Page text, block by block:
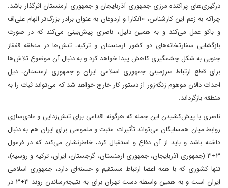
درگیری‌های پراکنده مرزی جمهوری آذربایجان و جمهوری ارمنستان اثرگذار باشد.
چراکه به زعم این کارشناس، «آنکارا و اردوغان به عنوان برادر بزرگ‌تر الهام علی‌اف
و باکو عمل می‌کند و به همین دلیل، ناصری پیش‌بینی می‌کند که در صورت
بازگشایی سفارتخانه‌های دو کشور ارمنستان و ترکیه، تنش‌ها در منطقه قفقاز
جنوبی به شکل چشمگیری کاهش پیدا خواهد کرد و به دنبال آن موضوع تلاش‌ها
برای قطع ارتباط سرزمینی جمهوری اسلامی ایران و جمهوری ارمنستان، ذیل
احداث دالان موهوم زنگه‌زور از دستور کار خارج خواهد شد که می‌تواند ثبات را به
منطقه بازگرداند.
ناصری با پیش‌کشیدن این جمله که هرگونه اقدامی برای تنش‌زدایی و عادی‌سازی
روابط میان همسایگان می‌تواند تأثیرات مثبت و ملموسی برای ایران هم به دنبال
داشته باشد و باید از آن دفاع و استقبال کرد، خاطرنشان می‌کند که در فرمول
۳+۳ (جمهوری آذربایجان، جمهوری ارمنستان، گرجستان، ایران، ترکیه و روسیه)،
تنها کشوری که با همه اعضا ارتباط مستقیم و حسنه‌ای دارد، جمهوری اسلامی
ایران است و به همین واسطه دست تهران برای به نتیجه‌رساندن روند ۳+۳ در